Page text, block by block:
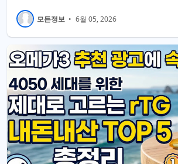
모든정보 • 6월 05, 2026